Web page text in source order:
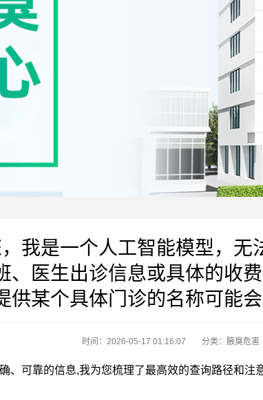
我是一个人工智能模型，
、医生出诊信息或具体的收
供某个具体门诊的名称可能
时间：2026-05-17 01:16:07 分类： 腋臭危害
、可靠的信息,我为您梳理了最高效的查询路径和注